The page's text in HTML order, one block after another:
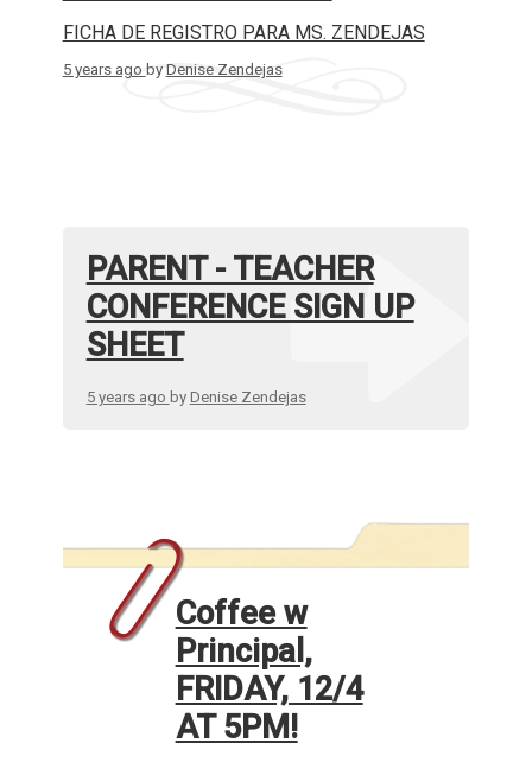
FICHA DE REGISTRO PARA MS. ZENDEJAS
5 years ago by Denise Zendejas
PARENT - TEACHER
CONFERENCE SIGN UP
SHEET
5 years ago by Denise Zendejas
Coffee w
Principal,
FRIDAY, 12/4
AT 5PM!